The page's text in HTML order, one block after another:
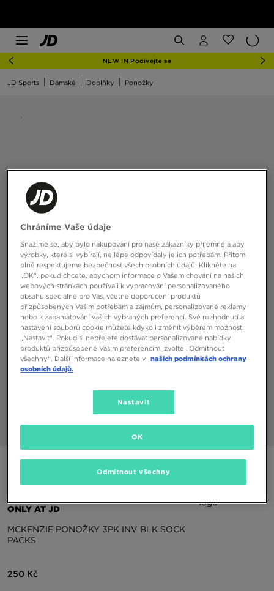
NEW IN Podívejte se
JD Sports Dámské Doplňky Ponožky
Speciální produkt
KUP 3 ZA 2
ONLY AT JD
MCKENZIE PONOŽKY 3PK INV BLK SOCK
PACKS
250 Kč
Chráníme Vaše údaje
Snažíme se, aby bylo nakupování pro naše zákazníky příjemné a aby
výrobky, které si vybírají, nejlépe odpovídaly jejich potřebám. Přitom
plně respektujeme bezpečnost všech osobních údajů. Klikněte na
„OK“, pokud chcete, abychom informace o Vašem chování na našich
webových stránkách používali k vypracování personalizovaného
obsahu speciálně pro Vás, včetně doporučení produktů
přizpůsobených Vašim potřebám a zájmům, personalizované reklamy
nebo k zapamatování vašich vybraných preferencí. Své rozhodnutí a
nastavení souborů cookie můžete kdykoli změnit výběrem možnosti
„Nastavit“. Pokud si nepřejete dostávat personalizované nabídky
produktů přizpůsobené Vašim preferencím, zvolte „Odmítnout
všechny“. Další informace naleznete v našich podmínkách ochrany
osobních údajů.
Nastavit
Odmítnout všechny
OK